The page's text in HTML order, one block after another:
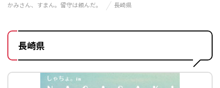
かみさん、すまん。留守は頼んだ。
長崎県
長崎県